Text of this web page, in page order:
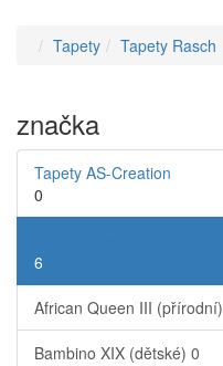
Tapety Tapety Rasch
značka
Tapety AS-Creation
0
6
African Queen III (přírodní)
Bambino XIX (dětské) 0